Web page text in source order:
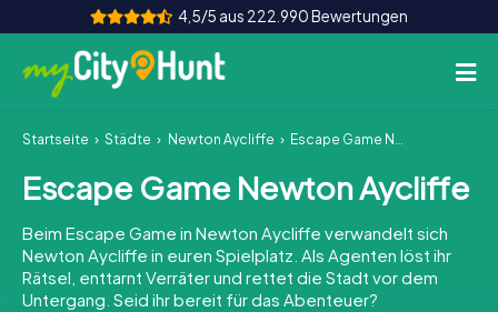
4,5/5 aus 222.990 Bewertungen
So funktioniert's
Städte
Touren
Teamevent
Startseite Städte Newton Aycliffe Escape Game Newton Aycliffe
Escape Game Newton Aycliffe
Beim Escape Game in Newton Aycliffe verwandelt sich
Newton Aycliffe in euren Spielplatz. Als Agenten löst ihr
Rätsel, enttarnt Verräter und rettet die Stadt vor dem
Untergang. Seid ihr bereit für das Abenteuer?